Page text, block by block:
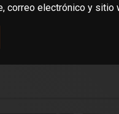
correo electrónico y